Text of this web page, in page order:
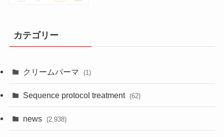
カテゴリー
クリームパーマ (1)
Sequence protocol treatment (62)
news (2,938)